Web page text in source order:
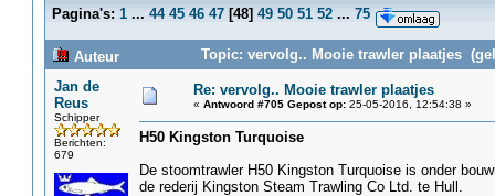
Pagina's: 1 ... 44 45 46 47[48] 49 50 51 52 ... 75
Auteur
Topic: vervolg.. Mooie trawler plaatjes
Jan de
Reus
Schipper
Berichten:
679
Re: vervolg.. Mooie trawler plaatjes
« Antwoord #705 Gepost op:25-05-2016, 12:54:38 »
H50 Kingston Turquoise
De stoomtrawler H50 Kingston Turquoise is onder
de rederij Kingston Steam Trawling Co Ltd. te Hull.